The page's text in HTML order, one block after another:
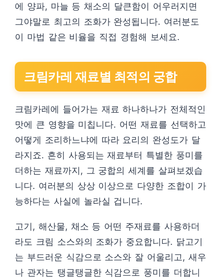
에 양파, 마늘 등 채소의 달큰함이 어우러지면
그야말로 최고의 조화가 완성됩니다. 여러분도
이 마법 같은 비율을 직접 경험해 보세요.
크림카레 재료별 최적의 궁합
크림카레에 들어가는 재료 하나하나가 전체적인
맛에 큰 영향을 미칩니다. 어떤 재료를 선택하고
어떻게 조리하느냐에 따라 요리의 완성도가 달
라지죠. 흔히 사용되는 재료부터 특별한 풍미를
더하는 재료까지, 그 궁합의 세계를 살펴보겠습
니다. 여러분의 상상 이상으로 다양한 조합이 가
능하다는 사실에 놀라실 겁니다.
고기, 해산물, 채소 등 어떤 주재료를 사용하더
라도 크림 소스와의 조화가 중요합니다. 닭고기
는 부드러운 식감으로 소스와 잘 어울리고, 새우
나 관자는 탱글탱글한 식감으로 풍미를 더합니